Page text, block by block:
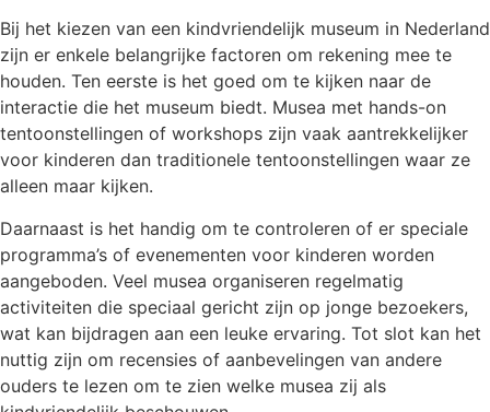
Bij het kiezen van een kindvriendelijk museum in Nederland
zijn er enkele belangrijke factoren om rekening mee te
houden. Ten eerste is het goed om te kijken naar de
interactie die het museum biedt. Musea met hands-on
tentoonstellingen of workshops zijn vaak aantrekkelijker
voor kinderen dan traditionele tentoonstellingen waar ze
alleen maar kijken.
Daarnaast is het handig om te controleren of er speciale
programma’s of evenementen voor kinderen worden
aangeboden. Veel musea organiseren regelmatig
activiteiten die speciaal gericht zijn op jonge bezoekers,
wat kan bijdragen aan een leuke ervaring. Tot slot kan het
nuttig zijn om recensies of aanbevelingen van andere
ouders te lezen om te zien welke musea zij als